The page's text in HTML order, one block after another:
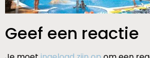
Geef een reactie